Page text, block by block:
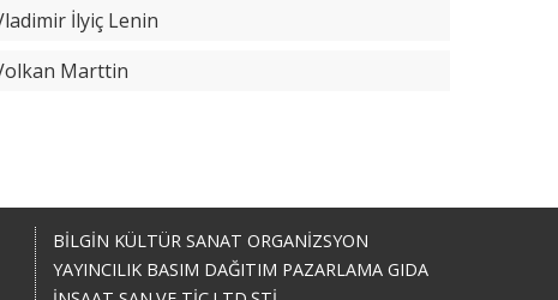
İlyiç Lenin
Marttin
BİLGİN KÜLTÜR SANAT ORGANİZSYON
YAYINCILIK BASIM DAĞITIM PAZARLAMA GIDA